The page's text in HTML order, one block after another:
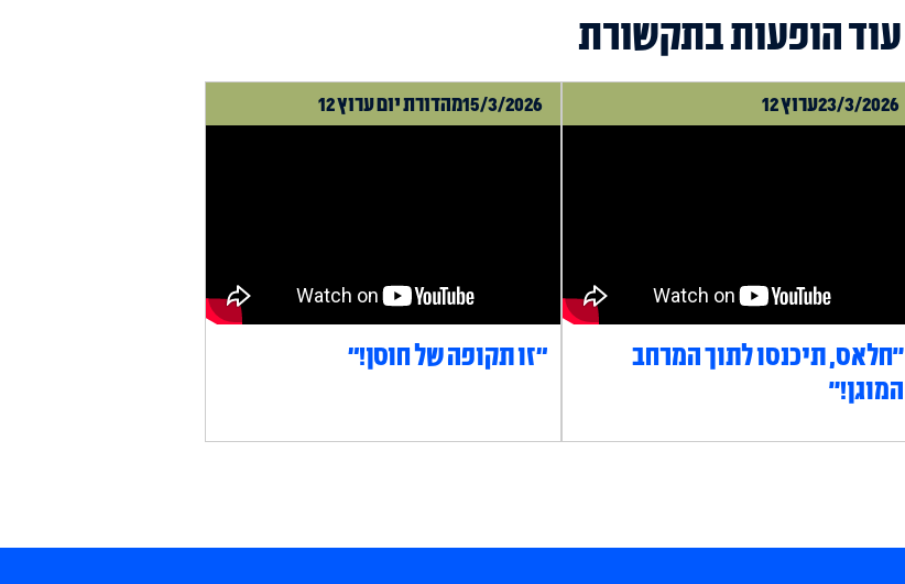
עוד הופעות בתקשורת
23/3/2026ערוץ 12
"חלאס, תיכנסו לתוך המרחב
המוגן!"
15/3/2026מהדורת יום ערוץ 12
״זו תקופה של חוסן!״